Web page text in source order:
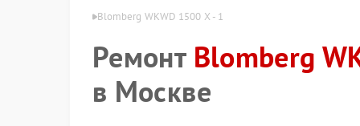
Blomberg WKWD 1500 X - 1
Ремонт Blomberg
в Москве